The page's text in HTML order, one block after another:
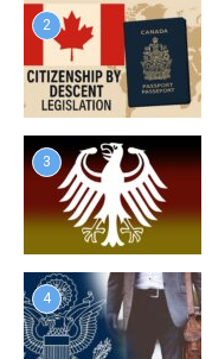
2
3
4